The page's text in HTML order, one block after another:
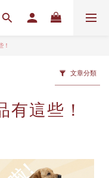
！
文章分類
有這些！